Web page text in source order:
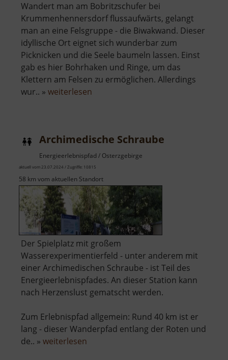
Wandert man am Bobritzschufer bei
Krummenhennersdorf flussaufwärts, gelangt
man an eine Felsgruppe - die Biwakwand. Dieser
idyllische Ort eignet sich wunderbar zum
Picknicken und die Seele baumeln lassen. Einst
gab es hier Bohrhaken und Ringe, um das
Klettern am Felsen zu ermöglichen. Allerdings
wur.. » weiterlesen
Archimedische Schraube
Energieerlebnispfad / Osterzgebirge
aktuell vom 23.07.2024 / Zugriffe: 10815
58 km vom aktuellen Standort
Der Spielplatz mit großem
Wasserexperimentierfeld - unter anderem mit
einer Archimedischen Schraube - ist Teil des
Energieerlebnispfades. An dieser Station kann
nach Herzenslust gematscht werden.
Zum Erlebnispfad allgemein: Rund 40 km ist er
lang - dieser Wanderpfad entlang der Roten und
de.. » weiterlesen